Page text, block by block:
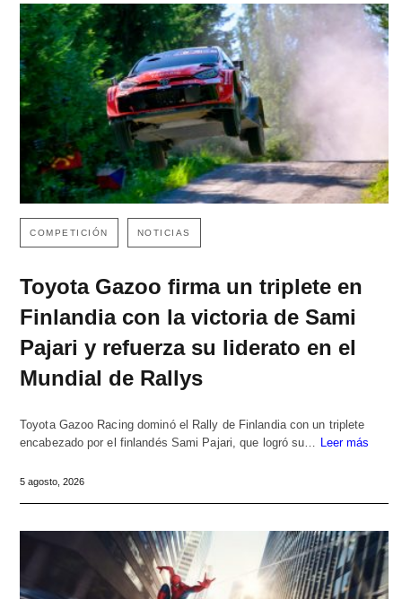
COMPETICIÓN NOTICIAS
Toyota Gazoo firma un triplete en
Finlandia con la victoria de Sami
Pajari y refuerza su liderato en el
Mundial de Rallys
Toyota Gazoo Racing dominó el Rally de Finlandia con un triplete
encabezado por el finlandés Sami Pajari, que logró su… Leer más
5 agosto, 2026